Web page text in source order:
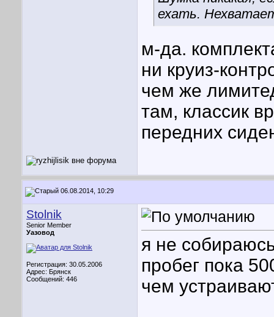
ехать.
м-да.
ни круиз-
чем же
там, классик
передних
06.08.2014, 10:29
Stolnik
Senior Member
Уазовод
Регистрация: 30.05.2006
Адрес: Брянск
Сообщений: 446
я не
пробег пока
чем